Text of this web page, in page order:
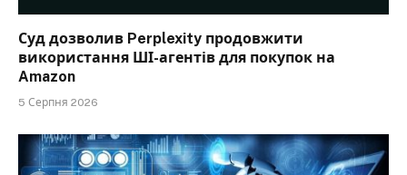
Суд дозволив Perplexity продовжити
використання ШІ-агентів для покупок на
Amazon
5 Серпня 2026